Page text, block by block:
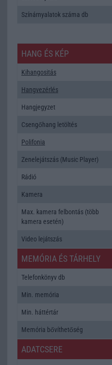
Színárnyalatok száma db
HANG ÉS KÉP
Kihangositás
Hangvezérlés
Hangjegyzet
Csengőhang letöltés
Polifonia
Zenelejátszás (Music Player)
Rádió
Kamera
Max. kamera felbontás (több
kamera esetén)
Video lejátszás
MEMÓRIA ÉS TÁRHELY
Telefonkönyv db
Min. memória
Min. háttértár
Memória bővíthetőség
ADATCSERE